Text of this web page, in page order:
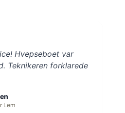
Hvepseboet var
Teknikeren forklarede
Lem